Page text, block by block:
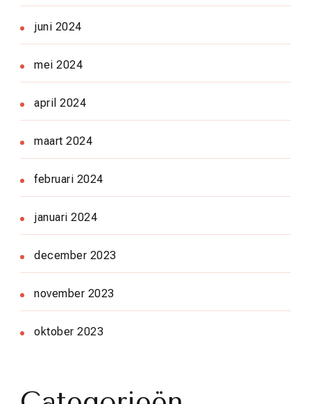
juni 2024
mei 2024
april 2024
maart 2024
februari 2024
januari 2024
december 2023
november 2023
oktober 2023